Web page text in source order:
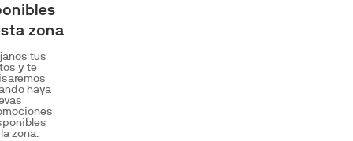
zona
tus
y te
haya
zona.